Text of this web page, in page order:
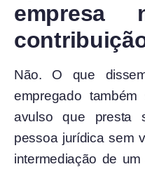
Não. O que
empregado
avulso que presta
pessoa jurídica sem
intermediação de